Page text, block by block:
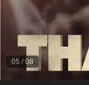
05 /08